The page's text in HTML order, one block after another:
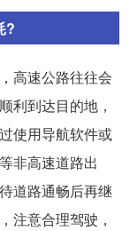
?
高速公路往往会
利到达目的地，
使用导航软件或
非高速道路出
道路通畅后再继
注意合理驾驶，